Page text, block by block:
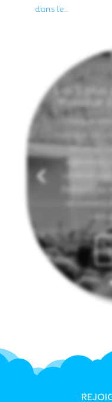
dans le…
Les 5
musique
Chaque
les